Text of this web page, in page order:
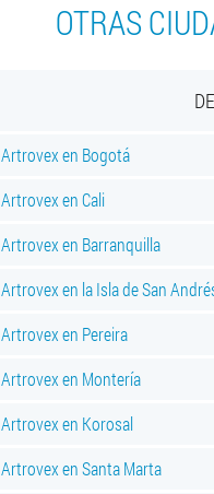
OTRAS
Artrovex en Bogotá
Artrovex en Cali
Artrovex en Barranquilla
Artrovex en la Isla de San
Artrovex en Pereira
Artrovex en Montería
Artrovex en Korosal
Artrovex en Santa Marta